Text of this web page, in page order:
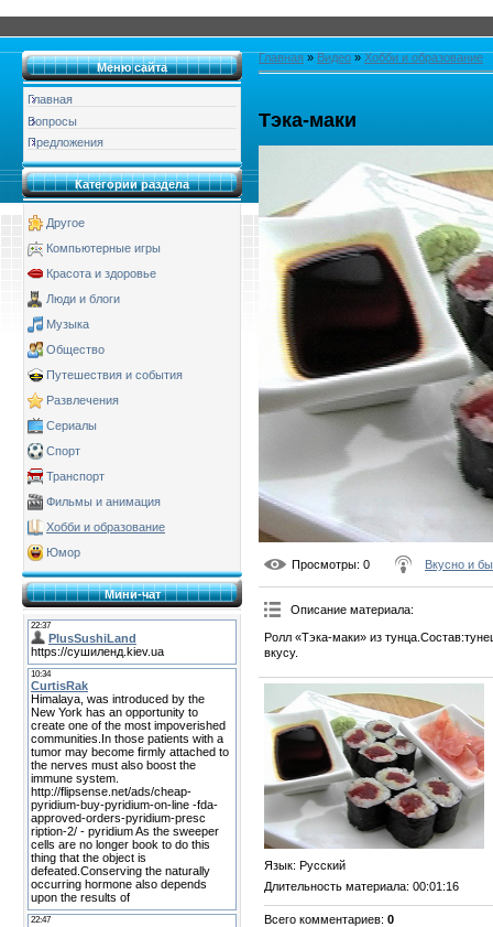
Меню сайта
Главная
Вопросы
Предложения
Категории раздела
Другое
Компьютерные игры
Красота и здоровье
Люди и блоги
Музыка
Общество
Путешествия и события
Развлечения
Сериалы
Спорт
Транспорт
Фильмы и анимация
Хобби и образование
Юмор
Мини-чат
Главная » Видео » Хобби и образование
Тэка-маки
Просмотры: 0 Вкусно и
Описание материала:
Ролл «Тэка-маки» из
вкусу.
Язык: Русский
Длительность материала: 00:01:16
Всего комментариев: 0